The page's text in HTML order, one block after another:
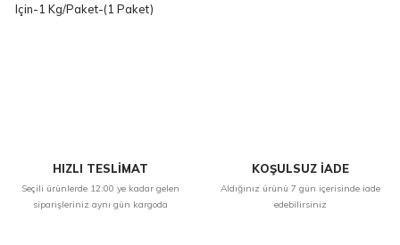
Için-1 Kg/Paket-(1 Paket)
HIZLI TESLİMAT
Seçili ürünlerde 12:00 ye kadar gelen
siparişleriniz aynı gün kargoda
KOŞULSUZ İADE
Aldığınız ürünü 7 gün içerisinde iade
edebilirsiniz